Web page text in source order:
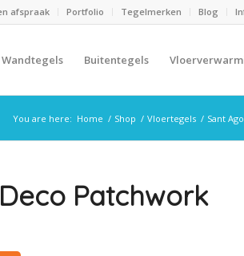
afspraak Portfolio Tegelmerken Blog
Wandtegels Buitentegels
You are here: Home / Shop / Vloertegels / Sant
Patchwork